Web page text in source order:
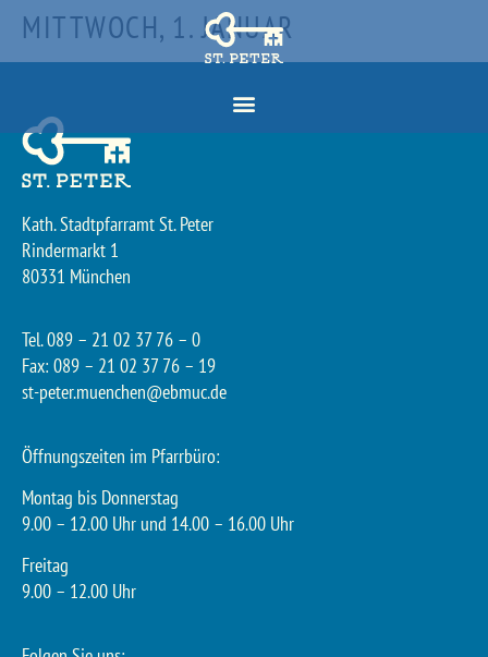
MITTWOCH, 1. JANUAR
Kath. Stadtpfarramt St. Peter
Rindermarkt 1
80331 München
Tel. 089 – 21 02 37 76 – 0
Fax: 089 – 21 02 37 76 – 19
st-peter.muenchen@ebmuc.de
Öffnungszeiten im Pfarrbüro:
Montag bis Donnerstag
9.00 – 12.00 Uhr und 14.00 – 16.00 Uhr
Freitag
9.00 – 12.00 Uhr